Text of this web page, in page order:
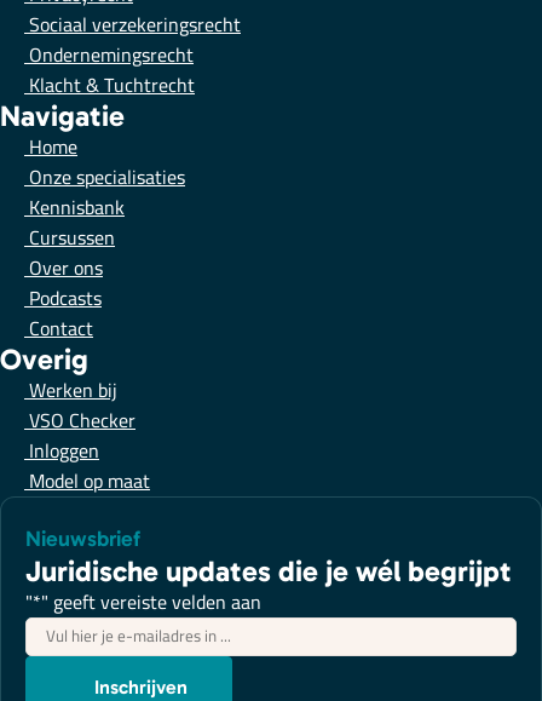
Sociaal verzekeringsrecht
Ondernemingsrecht
Klacht & Tuchtrecht
Navigatie
Home
Onze specialisaties
Kennisbank
Cursussen
Over ons
Podcasts
Contact
Overig
Werken bij
VSO Checker
Inloggen
Model op maat
Nieuwsbrief
Juridische updates die je wél begrijpt
"*" geeft vereiste velden aan
E-
mailadres*
Inschrijven